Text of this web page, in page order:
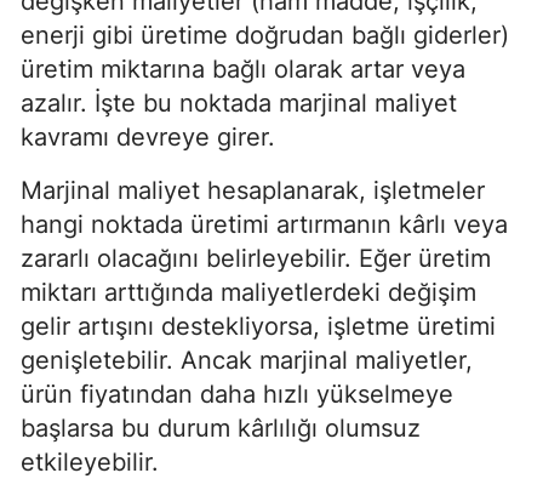
enerji gibi üretime doğrudan bağlı giderler)
üretim miktarına bağlı olarak artar veya
azalır. İşte bu noktada marjinal maliyet
kavramı devreye girer.
Marjinal maliyet hesaplanarak, işletmeler
hangi noktada üretimi artırmanın kârlı veya
zararlı olacağını belirleyebilir. Eğer üretim
miktarı arttığında maliyetlerdeki değişim
gelir artışını destekliyorsa, işletme üretimi
genişletebilir. Ancak marjinal maliyetler,
ürün fiyatından daha hızlı yükselmeye
başlarsa bu durum kârlılığı olumsuz
etkileyebilir.